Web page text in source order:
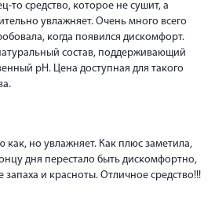
то средство, которое не сушит, а
увлажняет. Очень много всего
когда появился дискомфорт.
состав, поддерживающий
pH. Цена доступная для такого
как, но увлажняет. Как плюс заметила,
дня перестало быть дискомфортно,
запаха и красноты. Отличное средство!!!